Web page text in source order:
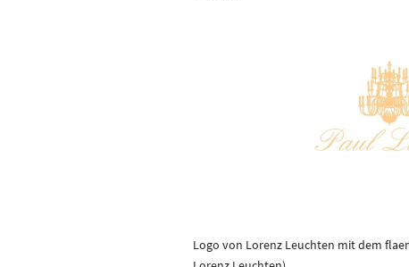
Logo von Lorenz Leuchten mit dem